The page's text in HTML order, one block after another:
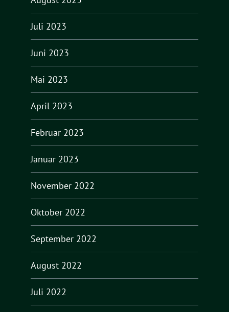
Juli 2023
Juni 2023
Mai 2023
April 2023
Februar 2023
Januar 2023
November 2022
Oktober 2022
September 2022
August 2022
Juli 2022